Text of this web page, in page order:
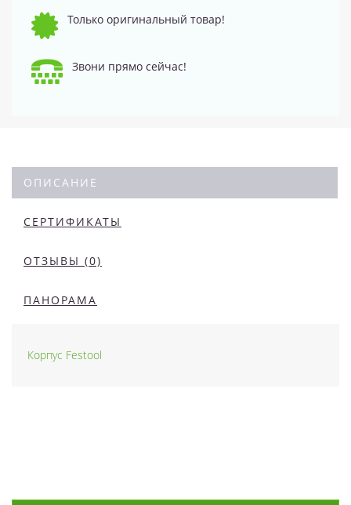
Только оригинальный товар!
Звони прямо сейчас!
ОПИСАНИЕ
СЕРТИФИКАТЫ
ОТЗЫВЫ (0)
ПАНОРАМА
Корпус Festool